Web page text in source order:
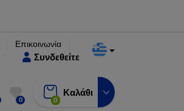
Επικοινωνία
Συνδεθείτε
0 0
Καλάθι